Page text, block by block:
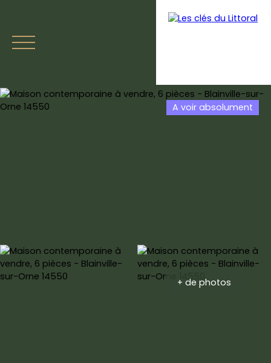
Parrainage
A voir absolument
+ de photos